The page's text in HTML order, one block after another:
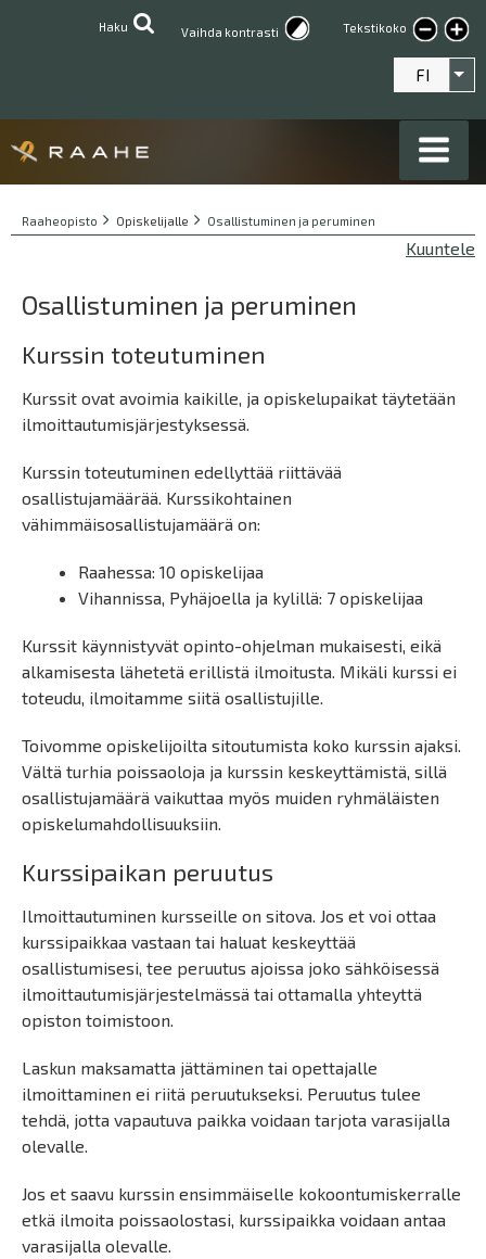
Hyppää
Tekstikoko
Vaihda kontrasti
Haku
FI
Breadcrumbs
You
Raaheopisto Opiskelijalle Osallistuminen ja peruminen
Kuuntele
Osallistuminen ja peruminen
Kurssin toteutuminen
Kurssit ovat avoimia kaikille, ja opiskelupaikat täytetään
ilmoittautumisjärjestyksessä.
Kurssin toteutuminen edellyttää riittävää
osallistujamäärää. Kurssikohtainen
vähimmäisosallistujamäärä on:
Raahessa: 10 opiskelijaa
Vihannissa, Pyhäjoella ja kylillä: 7 opiskelijaa
Kurssit käynnistyvät opinto-ohjelman mukaisesti, eikä
alkamisesta lähetetä erillistä ilmoitusta. Mikäli kurssi ei
toteudu, ilmoitamme siitä osallistujille.
Toivomme opiskelijoilta sitoutumista koko kurssin ajaksi.
Vältä turhia poissaoloja ja kurssin keskeyttämistä, sillä
osallistujamäärä vaikuttaa myös muiden ryhmäläisten
opiskelumahdollisuuksiin.
Kurssipaikan peruutus
Ilmoittautuminen kursseille on sitova. Jos et voi ottaa
kurssipaikkaa vastaan tai haluat keskeyttää
osallistumisesi, tee peruutus ajoissa joko sähköisessä
ilmoittautumisjärjestelmässä tai ottamalla yhteyttä
opiston toimistoon.
Laskun maksamatta jättäminen tai opettajalle
ilmoittaminen ei riitä peruutukseksi. Peruutus tulee
tehdä, jotta vapautuva paikka voidaan tarjota varasijalla
olevalle.
Jos et saavu kurssin ensimmäiselle kokoontumiskerralle
etkä ilmoita poissaolostasi, kurssipaikka voidaan antaa
varasijalla olevalle.